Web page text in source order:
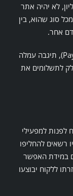
לא יהיה אתר
סוג שהוא, בין
אחר.
במידה וקיימת אפשרות לקניה דרך פייפל (PayPal), תיגבה עמלה
לתשלומים את
לפנות למפעילי
רשאים להחליפו
במידת האפשר
ללקוח יבוצעו